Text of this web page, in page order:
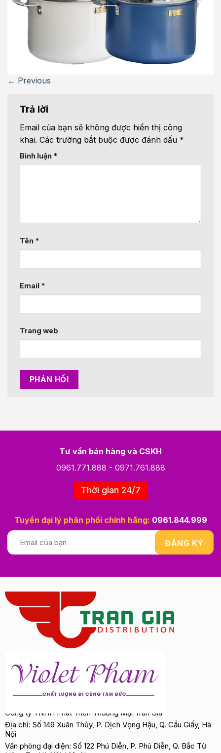
← Previous
Trả lời
Email của bạn sẽ không được hiển thị công
khai. Các trường bắt buộc được đánh dấu *
Bình luận *
Tên *
Email *
Trang web
Tư vấn bán hàng và CSKH
0961.771.888 - 0971.761.888
Thời gian 24/7
Tuyển đại lý phân phối chính hãng: 0961.844.999
Công ty TNHH Phát Triển Thương Mại Trần Gia
Địa chỉ: Số 149 Xuân Thủy, P. Dịch Vọng Hậu, Q. Cầu Giấy, Hà
Nội
Văn phòng đại diện: Số 122 Phú Diễn, P. Phú Diễn, Q. Bắc Từ